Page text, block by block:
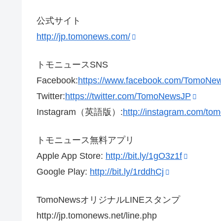
公式サイト
http://jp.tomonews.com/
トモニュースSNS
Facebook:https://www.facebook.com/
Twitter:https://twitter.com/TomoNewsJP
Instagram（英語版）:http://instagram.com/
トモニュース無料アプリ
Apple App Store: http://bit.ly/1gO3z1f
Google Play: http://bit.ly/1rddhCj
TomoNewsオリジナルLINEスタンプ
http://jp.tomonews.net/line.php